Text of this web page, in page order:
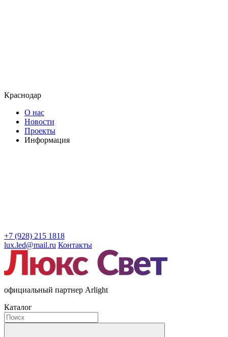
Краснодар
О нас
Новости
Проекты
Информация
+7 (928) 215 1818
lux.led@mail.ru Контакты
официальный партнер Arlight
Каталог